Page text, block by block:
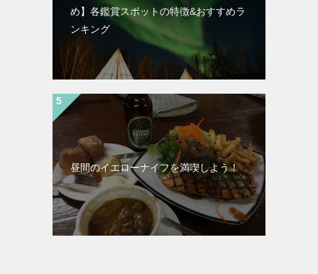
め】各鑑賞スポットの特徴&おすすめラ
ンキング
昼間のイエローナイフを満喫しよう！